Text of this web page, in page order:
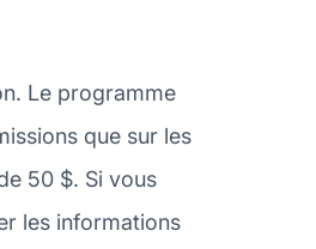
Le programme
que sur les
50 $. Si vous
les informations